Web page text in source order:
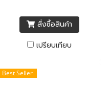
สั่งซื้อสินค้า
เปรียบเทียบ
Best Seller